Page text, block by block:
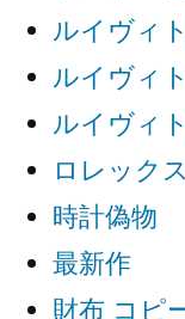
ルイヴィ
ルイヴィ
ルイヴィ
ロレック
時計偽物
最新作
財布 コピ